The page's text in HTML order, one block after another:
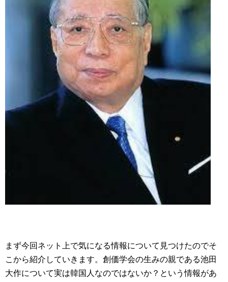
まず今回ネット上で気になる情報について見つけたのでそ
こから紹介していきます。創価学会の生みの親である池田
大作について実は韓国人なのではないか？という情報があ